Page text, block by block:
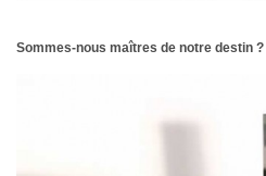
Sommes-nous maîtres de notre destin ?